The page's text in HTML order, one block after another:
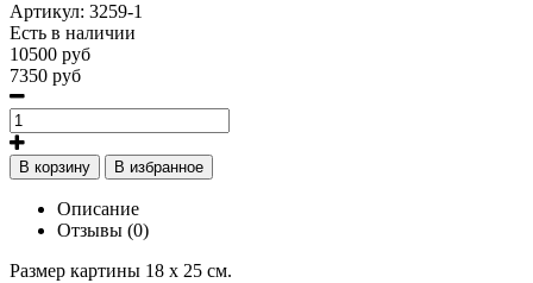
Артикул: 3259-1
Есть в наличии
10500 руб
7350 руб
В корзину В избранное
Описание
Отзывы (0)
Размер картины 18 х 25 см.